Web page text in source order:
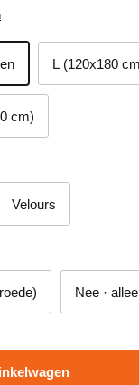
L (120x180
cm)
Velours
Nee ·